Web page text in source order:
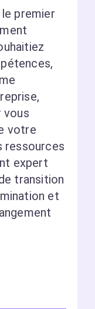
premier
vous
votre
ressources
expert
transition
et